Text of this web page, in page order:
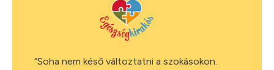
“Soha nem késő változtatni a szokásokon.